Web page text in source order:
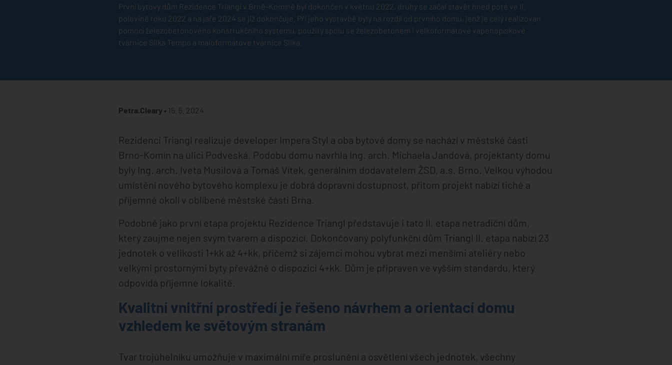
První bytový dům Rezidence Triangl v Brně-Komíně byl dokončen v květnu 2022, druhý se začal stavět hned poté ve II.
polovině roku 2022 a na jaře 2024 se již dokončuje. Při jeho výstavbě byly na rozdíl od prvního domu, jenž je celý realizován
pomocí železobetonového konstrukčního systému, použity spolu se železobetonem i velkoformátové vápenopískové
tvárnice Silka Tempo a maloformátové tvárnice Silka.
Petra.Cleary • 15. 5. 2024
Rezidenci Triangl realizuje developer Impera Styl a oba bytové domy se nachází v městské části
Brno-Komín na ulici Podveská. Podobu domu navrhla Ing. arch. Michaela Jandová, projektanty domu
byly Ing. arch. Iveta Musilová a Tomáš Vítek, generálním dodavatelem ŽSD, a.s. Brno. Velkou výhodou
umístění nového bytového komplexu je dobrá dopravní dostupnost, přitom projekt nabízí tiché a
příjemné okolí v oblíbené městské části Brna.
Podobně jako první etapa projektu Rezidence Triangl představuje i tato II. etapa netradiční dům,
který zaujme nejen svým tvarem a dispozicí. Dokončovaný polyfunkční dům Triangl II. etapa nabízí 23
jednotek o velikosti 1+kk až 4+kk, přičemž si zájemci mohou vybrat mezi menšími ateliéry nebo
velkými prostornými byty převážně o dispozici 4+kk. Dům je připraven ve vyšším standardu, který
odpovídá příjemné lokalitě.
Kvalitní vnitřní prostředí je řešeno návrhem a orientací domu
vzhledem ke světovým stranám
Tvar trojúhelníku umožňuje v maximální míře proslunění a osvětlení všech jednotek, všechny